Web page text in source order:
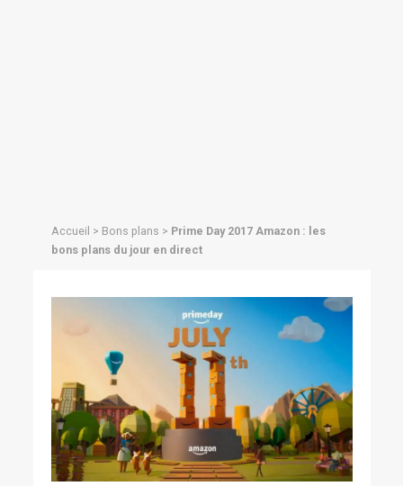
Accueil > Bons plans > Prime Day 2017 Amazon : les
bons plans du jour en direct